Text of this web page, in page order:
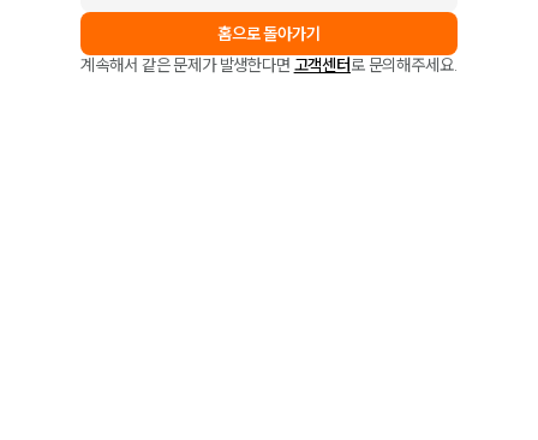
홈으로 돌아가기
계속해서 같은 문제가 발생한다면 고객센터로 문의해주세요.